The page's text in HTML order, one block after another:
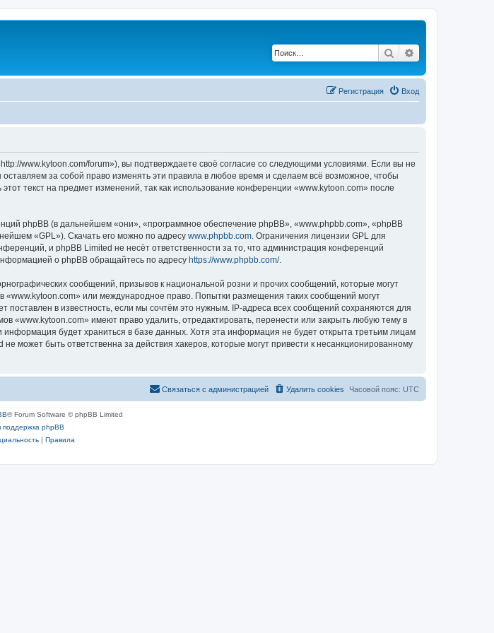
Поиск
Вход
Регистрация
www.kytoon.com/forum»), вы подтверждаете своё согласие со следующими условиями. Если вы не
за собой право изменять эти правила в любое время и сделаем всё возможное, чтобы
текст на предмет изменений, так как использование конференции «www.kytoon.com» после
phpBB (в дальнейшем «они», «программное обеспечение phpBB», «www.phpbb.com», «phpBB
«GPL»). Скачать его можно по адресу www.phpbb.com . Ограничения лицензии GPL для
и phpBB Limited не несёт ответственности за то, что администрация конференций
о phpBB обращайтесь по адресу https://www.phpbb.com/.
сообщений, призывов к национальной розни и прочих сообщений, которые могут
или международное право. Попытки размещения таких сообщений могут
в известность, если мы сочтём это нужным. IP-адреса всех сообщений сохраняются для
«www.kytoon.com» имеют право удалить, отредактировать, перенести или закрыть любую тему в
будет храниться в базе данных. Хотя эта информация не будет открыта третьим лицам
быть ответственна за действия хакеров, которые могут привести к несанкционированному
Часовой пояс: UTC
Удалить cookies
Связаться с администрацией
® Forum Software © phpBB Limited
поддержка phpBB
| Правила